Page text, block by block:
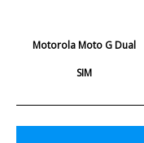
Motorola Moto G Dual
SIM